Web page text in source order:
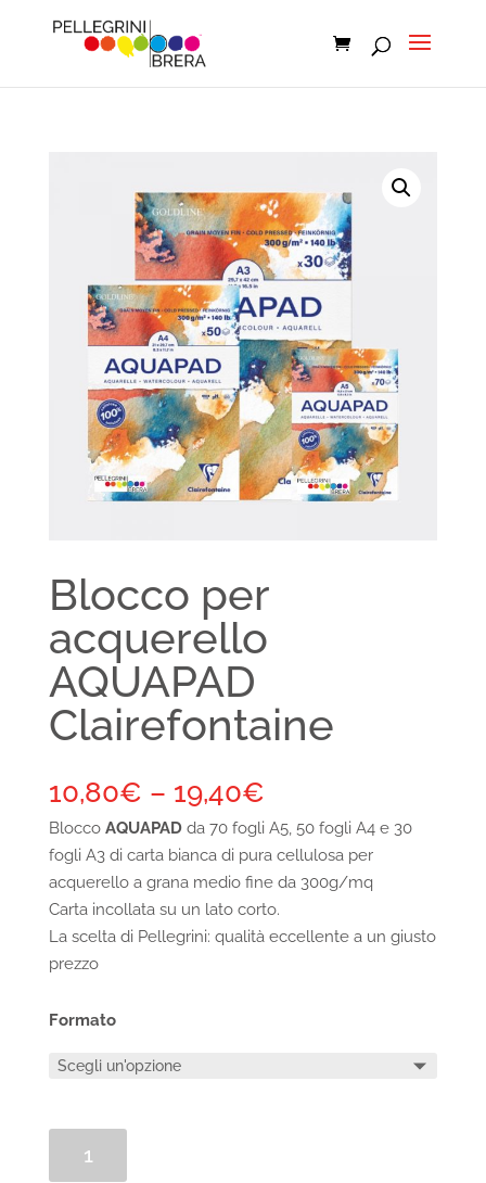
Blocco per
acquerello
AQUAPAD
Clairefontaine
10,80€ – 19,40€
Blocco AQUAPADda 70 fogli A5, 50 fogli A4e 30
fogli A3di carta bianca di pura cellulosa per
acquerello a grana medio fine da 300g/mq
Carta incollata su un lato corto.
La scelta di Pellegrini: qualità eccellente a un giusto
prezzo
Formato